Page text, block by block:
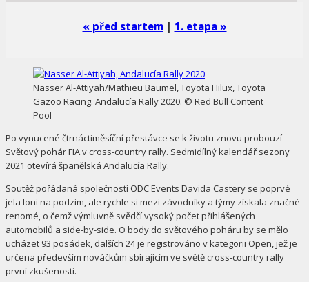
« před startem| 1. etapa »
Nasser Al-Attiyah/Mathieu Baumel, Toyota Hilux, Toyota
Gazoo Racing. Andalucía Rally 2020. © Red Bull Content
Pool
Po vynucené čtrnáctiměsíční přestávce se k životu znovu probouzí
Světový pohár FIA v cross-country rally. Sedmidílný kalendář sezony
2021 otevírá španělská Andalucía Rally.
Soutěž pořádaná společností ODC Events Davida Castery se poprvé
jela loni na podzim, ale rychle si mezi závodníky a týmy získala značné
renomé, o čemž výmluvně svědčí vysoký počet přihlášených
automobilů a side-by-side. O body do světového poháru by se mělo
ucházet 93 posádek, dalších 24 je registrováno v kategorii Open, jež je
určena především nováčkům sbírajícím ve světě cross-country rally
první zkušenosti.